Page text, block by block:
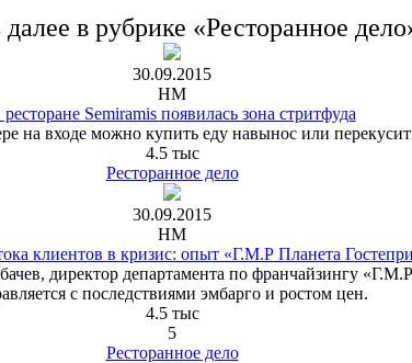
далее в рубрике «Ресторанное
30.09.2015
HM
Semiramis появилась зона стритфуда
на входе можно купить еду навынос или
4.5 тыс
Ресторанное дело
30.09.2015
HM
клиентов в кризис: опыт «Г.М.Р Планета
директор департамента по франчайзингу
с последствиями эмбарго и ростом цен.
4.5 тыс
5
Ресторанное дело